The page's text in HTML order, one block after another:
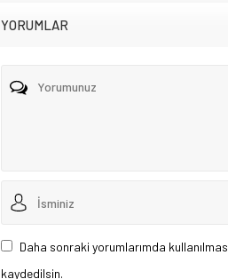
YORUMLAR
Daha sonraki yorumlarımda
kaydedilsin.